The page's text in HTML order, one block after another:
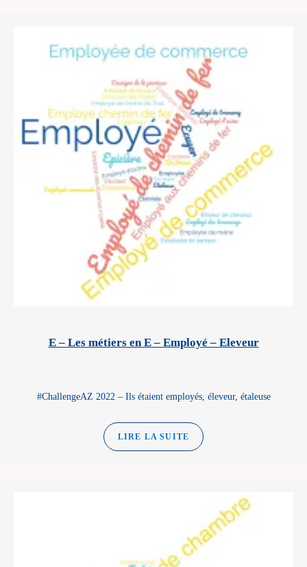
E – Les métiers en E – Employé – Eleveur
#ChallengeAZ 2022 – Ils étaient employés, éleveur, étaleuse
LIRE LA SUITE